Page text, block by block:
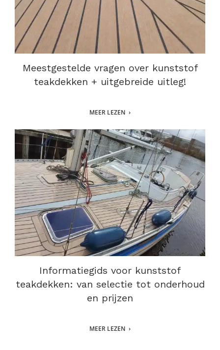
Meestgestelde vragen over kunststof
teakdekken + uitgebreide uitleg!
MEER LEZEN
Informatiegids voor kunststof
teakdekken: van selectie tot onderhoud
en prijzen
MEER LEZEN